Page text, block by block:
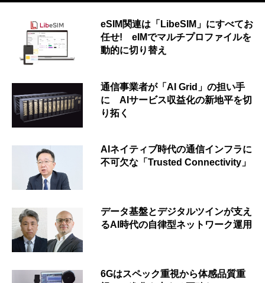
eSIM関連は「LibeSIM」にすべてお
任せ! eIMでマルチプロファイルを
動的に切り替え
通信事業者が「AI Grid」の担い手
に AIサービス収益化の新地平を切
り拓く
AIネイティブ時代の通信インフラに
不可欠な「Trusted Connectivity」
データ基盤とデジタルツインが支え
るAI時代の自律型ネットワーク運用
6Gはスペック重視から体感品質重